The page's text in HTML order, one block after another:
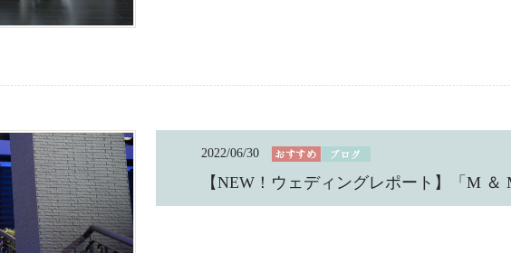
2022/06/30
【NEW！ウェディングレポート】「M ＆